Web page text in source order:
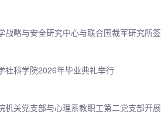
战略与安全研究中心与联合国裁军研究所签
社科学院2026年毕业典礼举行
机关党支部与心理系教职工第二党支部开展